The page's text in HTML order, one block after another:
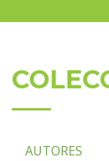
AUTORES